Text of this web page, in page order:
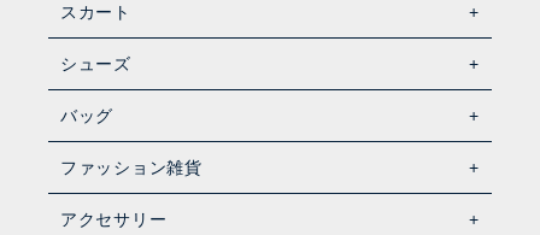
スカート
シューズ
バッグ
ファッション雑貨
アクセサリー